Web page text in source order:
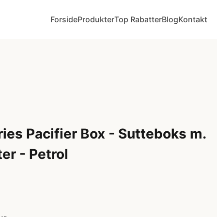
ForsideProdukterTop RabatterBlogKontakt
Pacifier Box - Sutteboks m.
- Petrol